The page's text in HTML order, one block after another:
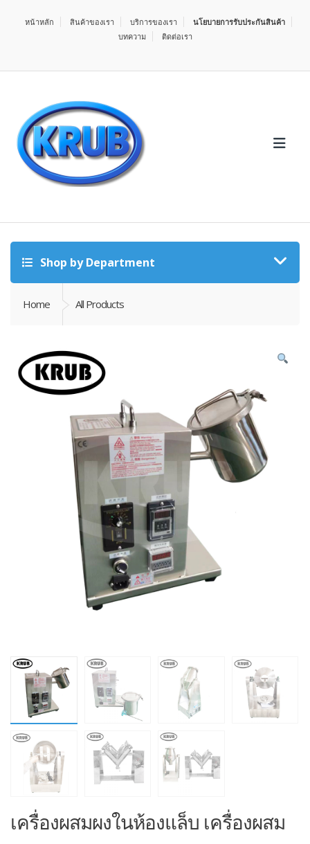
หน้าหลัก สินค้าของเรา บริการของเรา
นโยบายการรับประกันสินค้า
บทความ
ติดต่อเรา
Shop by Department
Home All Products
เครื่องผสมผงในห้องแล็บ เครื่องผสม